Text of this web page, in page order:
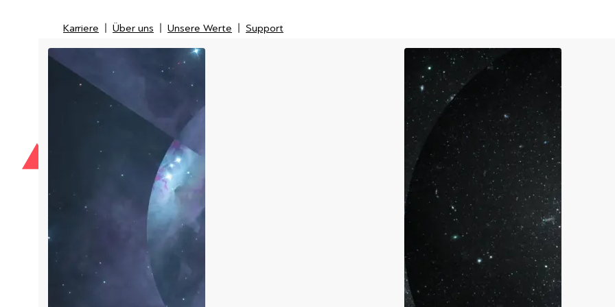
Karriere Über uns Unsere Werte Support
Karriere
Über uns
Unsere Werte
IT-Security
IT-Messtechnik
Managed Service Provider
Kunden